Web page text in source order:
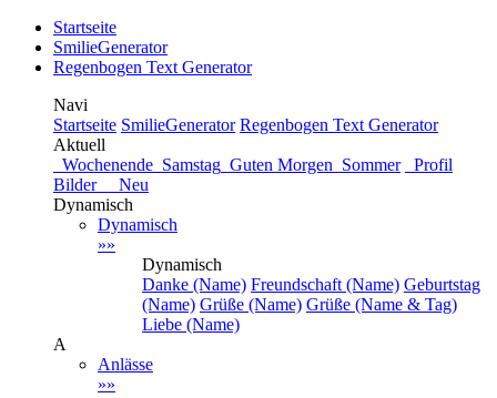
Startseite
SmilieGenerator
Regenbogen Text Generator
Navi
Startseite SmilieGenerator Regenbogen Text Generator
Aktuell
Wochenende Samstag Guten Morgen Sommer
Profil
Bilder Neu
Dynamisch
Dynamisch
»»
Dynamisch
Danke (Name) Freundschaft (Name) Geburtstag
(Name) Grüße (Name) Grüße (Name & Tag)
Liebe (Name)
A
Anlässe
»»